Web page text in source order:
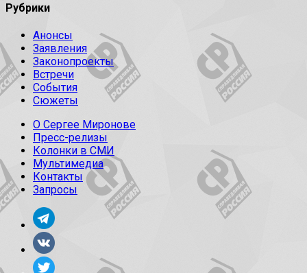
Рубрики
Анонсы
Заявления
Законопроекты
Встречи
События
Сюжеты
О Сергее Миронове
Пресс-релизы
Колонки в СМИ
Мультимедиа
Контакты
Запросы